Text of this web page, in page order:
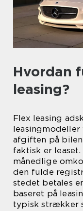
Hvordan
leasing?
Flex leasing
afgiften på
faktisk er
månedlige
den fulde
stedet betales
baseret på
typisk strækker